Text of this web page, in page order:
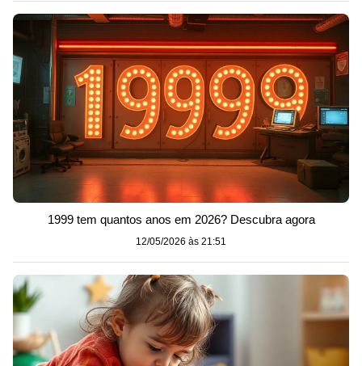
1999 tem quantos anos em 2026? Descubra agora
12/05/2026 às 21:51